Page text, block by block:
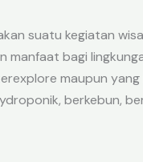
suatu kegiatan
manfaat bagi
maupun
berkebun,